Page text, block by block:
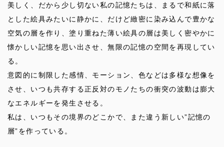
美しく、だから少し切ない私の記憶たちは、まるで和紙に落
とした絵具みたいに静かに、だけど緻密に染み込んで豊かな
空気の層を作り、塗り重ねた薄い絵具の層は美しく密やかに
懐かしい記憶を思い出させ、無限の記憶の空間を再現してい
る。
意図的に制限した感情、モーション、色などは多様な想像を
させ、いつも共存する正反対のモノたちの衝突の波動は膨大
なエネルギーを発生させる。
私は、いつもその境界のどこかで、また違う新しい”記憶の
層”を作っている。